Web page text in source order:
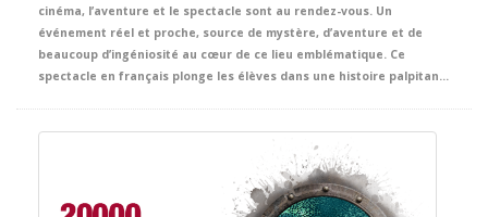
cinéma, l’aventure et le spectacle sont au rendez-vous. Un
événement réel et proche, source de mystère, d’aventure et de
beaucoup d’ingéniosité au cœur de ce lieu emblématique. Ce
spectacle en français plonge les élèves dans une histoire palpitante d’énigmes, de poursuites, d’humour et de suspects inattendus. Entre œuvres d’art, indices cachés et rebondissements surprenants, la scène se transforme en une grande aventure policière, digne de Tintin lui-même, pleine de rythme et d’émotion.